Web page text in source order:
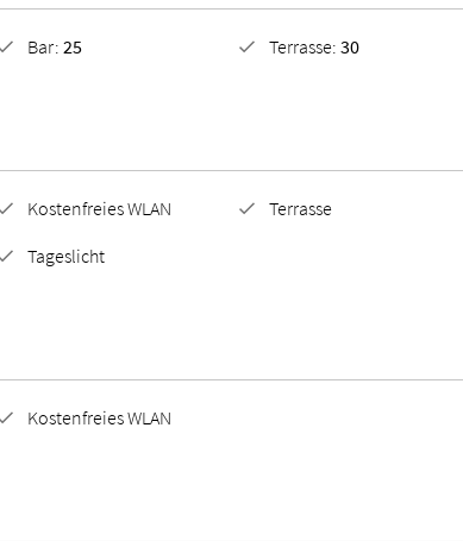
Bar:25 Terrasse: 30
Kostenfreies WLAN
Terrasse
Tageslicht
Kostenfreies WLAN